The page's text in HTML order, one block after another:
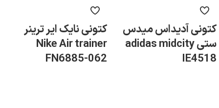
ذخیره نام، ایمیل و وبسایت من در مرورگر برای زمانی که دوباره
کتونی آدیداس میدس
ستی adidas midcity
IE4518
کتونی نایک ایر ترینر
Nike Air trainer
FN6885-062